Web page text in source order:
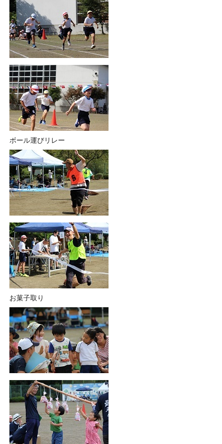
ボール運びリレー
お菓子取り